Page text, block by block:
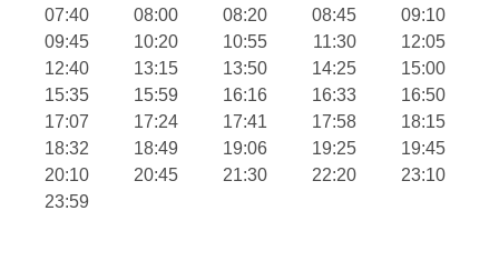
07:40
08:00 08:20 08:45
09:10
09:45
10:20 10:55 11:30
12:05
12:40
13:15 13:50 14:25
15:00
15:35
15:59 16:16 16:33
16:50
17:07
17:24 17:41 17:58
18:15
18:32
18:49 19:06 19:25
19:45
20:10
20:45 21:30 22:20
23:10
23:59